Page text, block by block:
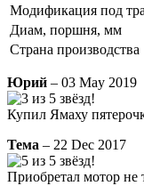
Модификация под
Диам, поршня, мм
Страна производства
Юрий – 03 May 2019
Купил Ямаху
Тема – 22 Dec 2017
Приобретал мотор не